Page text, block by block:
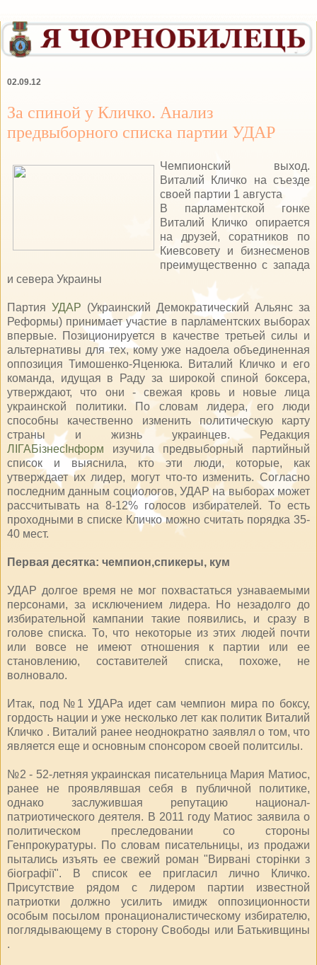
02.09.12
За спиной у Кличко. Анализ
предвыборного списка партии УДАР
Чемпионский выход.
Виталий Кличко на съезде
своей партии 1 августа
В парламентской гонке
Виталий Кличко опирается
на друзей, соратников по
Киевсовету и бизнесменов
преимущественно с запада
и севера Украины
Партия УДАР (Украинский Демократический Альянс за
Реформы) принимает участие в парламентских выборах
впервые. Позиционируется в качестве третьей силы и
альтернативы для тех, кому уже надоела объединенная
оппозиция Тимошенко-Яценюка. Виталий Кличко и его
команда, идущая в Раду за широкой спиной боксера,
утверждают, что они - свежая кровь и новые лица
украинской политики. По словам лидера, его люди
способны качественно изменить политическую карту
страны и жизнь украинцев. Редакция
ЛІГАБізнесІнформ изучила предвыборный партийный
список и выяснила, кто эти люди, которые, как
утверждает их лидер, могут что-то изменить. Согласно
последним данным социологов, УДАР на выборах может
рассчитывать на 8-12% голосов избирателей. То есть
проходными в списке Кличко можно считать порядка 35-
40 мест.
Первая десятка: чемпион,спикеры, кум
УДАР долгое время не мог похвастаться узнаваемыми
персонами, за исключением лидера. Но незадолго до
избирательной кампании такие появились, и сразу в
голове списка. То, что некоторые из этих людей почти
или вовсе не имеют отношения к партии или ее
становлению, составителей списка, похоже, не
волновало.
Итак, под №1 УДАРа идет сам чемпион мира по боксу,
гордость нации и уже несколько лет как политик Виталий
Кличко . Виталий ранее неоднократно заявлял о том, что
является еще и основным спонсором своей политсилы.
№2 - 52-летняя украинская писательница Мария Матиос,
ранее не проявлявшая себя в публичной политике,
однако заслужившая репутацию национал-
патриотического деятеля. В 2011 году Матиос заявила о
политическом преследовании со стороны
Генпрокуратуры. По словам писательницы, из продажи
пытались изъять ее свежий роман "Вирвані сторінки з
біографії". В список ее пригласил лично Кличко.
Присутствие рядом с лидером партии известной
патриотки должно усилить имидж оппозиционности
особым посылом пронационалистическому избирателю,
поглядывающему в сторону Свободы или Батькивщины
.